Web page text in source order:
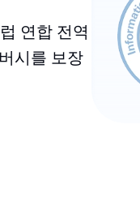
연합 전역
시를 보장